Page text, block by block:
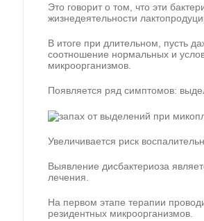
Это говорит о том, что эти
жизнедеятельности
В итоге при длительном, пусть
соотношение нормальных и
микроорганизмов.
Появляется ряд симптомов:
Увеличивается риск
Выявление дисбактериоза
лечения.
На первом этапе терапии
резидентных микроорганизмов.